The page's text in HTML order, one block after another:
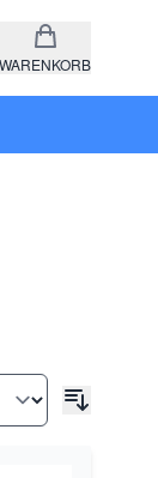
WARENKORB
anzeigen